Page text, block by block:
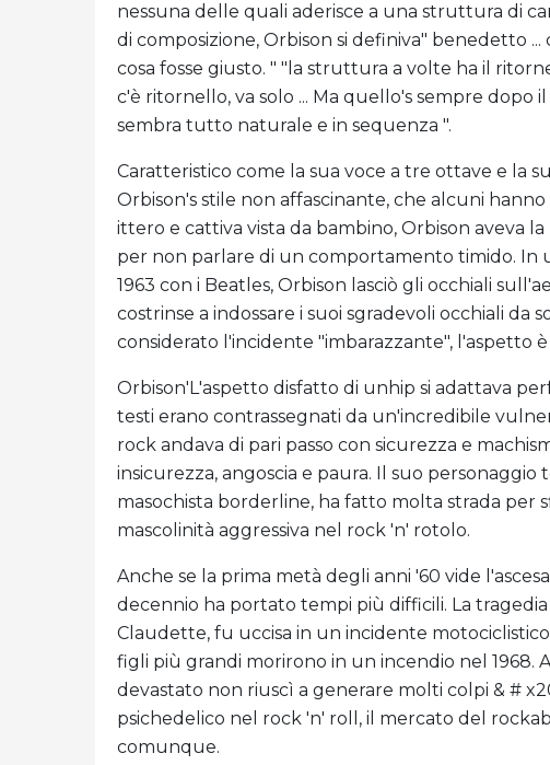
nessuna delle quali aderisce a una struttura di
di composizione, Orbison si definiva" benedetto
cosa fosse giusto. " "la struttura a volte ha il
c'è ritornello, va solo ... Ma quello's sempre dopo
sembra tutto naturale e in sequenza ".
Caratteristico come la sua voce a tre ottave e la
Orbison's stile non affascinante, che alcuni
ittero e cattiva vista da bambino, Orbison aveva
per non parlare di un comportamento timido. In
1963 con i Beatles, Orbison lasciò gli occhiali
costrinse a indossare i suoi sgradevoli occhiali da
considerato l'incidente "imbarazzante", l'aspetto
Orbison'L'aspetto disfatto di unhip si adattava
testi erano contrassegnati da un'incredibile
rock andava di pari passo con sicurezza e
insicurezza, angoscia e paura. Il suo
masochista borderline, ha fatto molta strada per
mascolinità aggressiva nel rock 'n' rotolo.
Anche se la prima metà degli anni '60 vide
decennio ha portato tempi più difficili. La
Claudette, fu uccisa in un incidente
figli più grandi morirono in un incendio nel 1968.
devastato non riuscì a generare molti colpi & #
psichedelico nel rock 'n' roll, il mercato del
comunque.